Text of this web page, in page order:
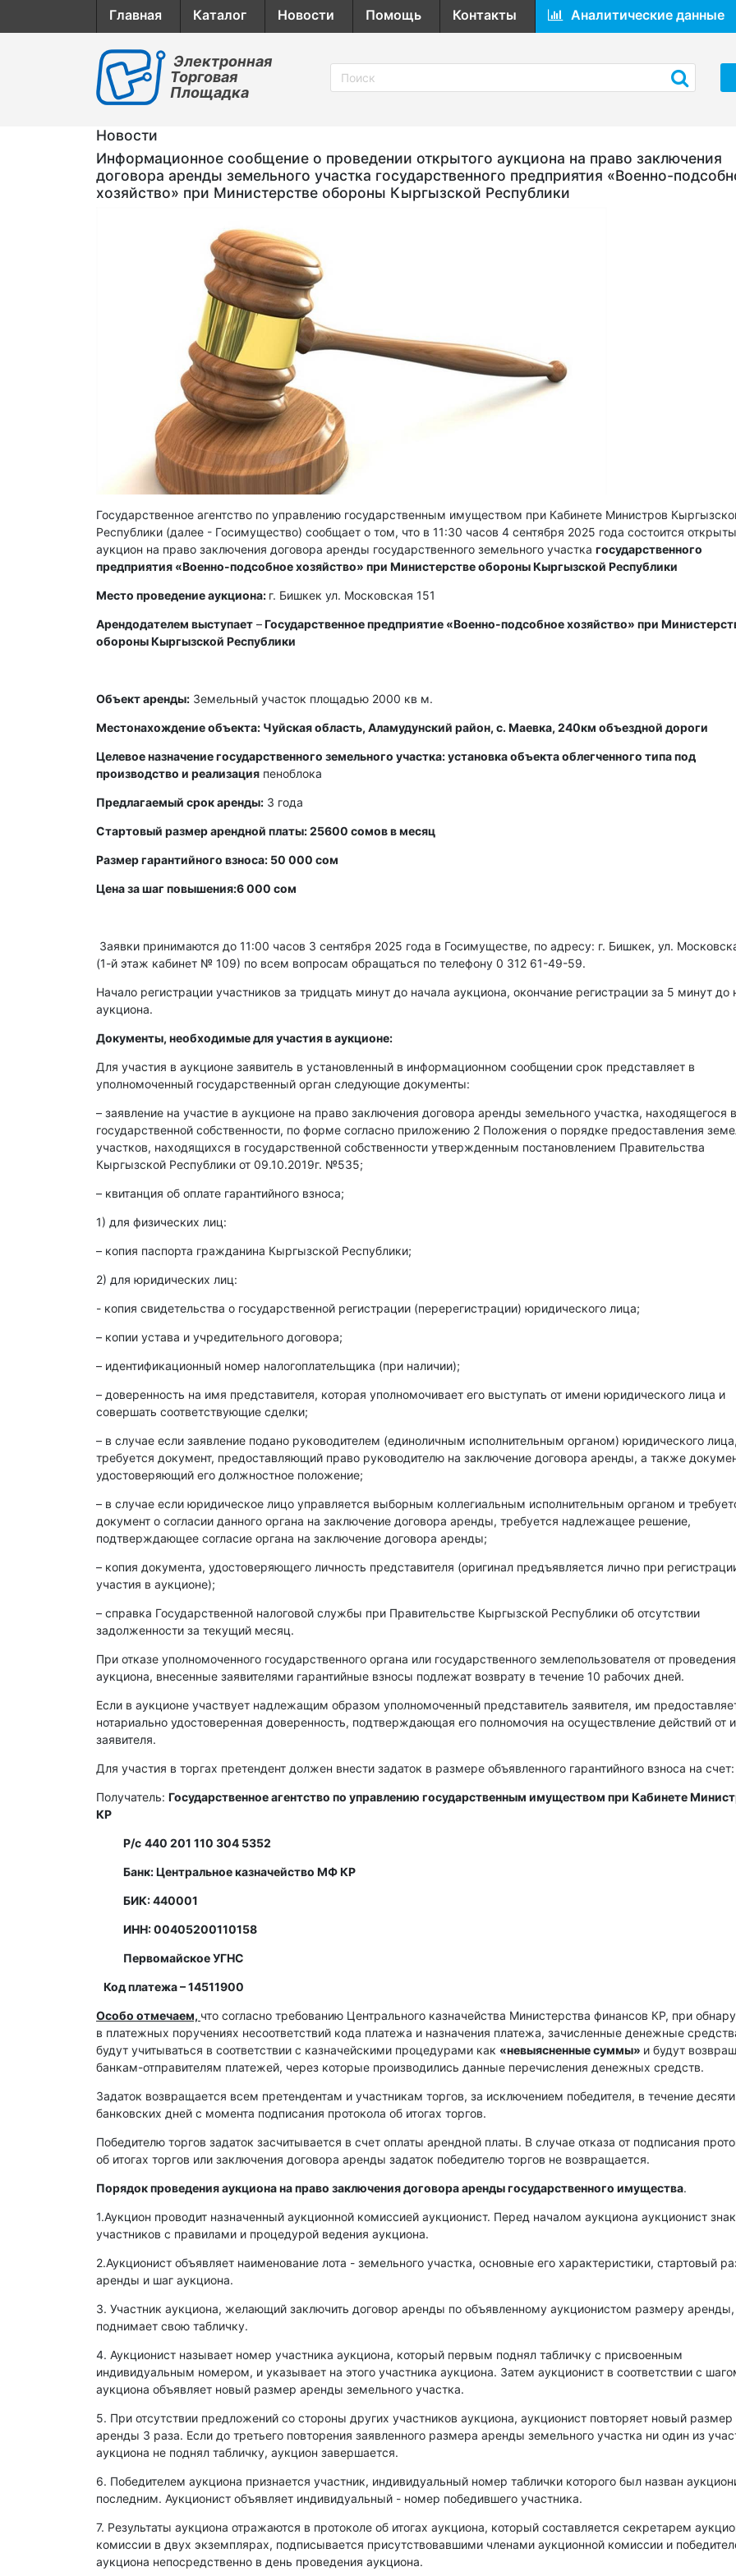
Главная Каталог Новости Помощь Контакты Аналитические данные
Электронная
Торговая
Площадка
Новости
Информационное сообщение о проведении открытого аукциона на право заключения
договора аренды земельного участка государственного предприятия «Военно-
хозяйство» при Министерстве обороны Кыргызской Республики
Государственное агентство по управлению государственным имуществом при Кабинете Министров
Республики (далее - Госимущество) сообщает о том, что в 11:30 часов 4 сентября 2025 года состоится
аукцион на право заключения договора аренды государственного земельного участка государственного
предприятия «Военно-подсобное хозяйство» при Министерстве обороны Кыргызской Республики
Место проведение аукциона: г. Бишкек ул. Московская 151
Арендодателем выступает –Государственное предприятие «Военно-подсобное хозяйство» при
обороны Кыргызской Республики
Объект аренды: Земельный участок площадью 2000 кв м.
Местонахождение объекта: Чуйская область, Аламудунский район, с. Маевка, 240км объездной дороги
Целевое назначение государственного земельного участка: установка объекта облегченного типа под
производство и реализация пеноблока
Предлагаемый срок аренды: 3 года
Стартовый размер арендной платы: 25600 сомов в месяц
Размер гарантийного взноса: 50 000 сом
Цена за шаг повышения:6 000 сом
Заявки принимаются до 11:00 часов 3 сентября 2025 года в Госимуществе, по адресу: г. Бишкек, ул.
(1-й этаж кабинет № 109) по всем вопросам обращаться по телефону 0 312 61-49-59.
Начало регистрации участников за тридцать минут до начала аукциона, окончание регистрации за 5 минут до
аукциона.
Документы, необходимые для участия в аукционе:
Для участия в аукционе заявитель в установленный в информационном сообщении срок представляет в
уполномоченный государственный орган следующие документы:
– заявление на участие в аукционе на право заключения договора аренды земельного участка, находящегося в
государственной собственности, по форме согласно приложению 2 Положения о порядке предоставления
участков, находящихся в государственной собственности утвержденным постановлением Правительства
Кыргызской Республики от 09.10.2019г. №535;
– квитанция об оплате гарантийного взноса;
1) для физических лиц:
– копия паспорта гражданина Кыргызской Республики;
2) для юридических лиц:
- копия свидетельства о государственной регистрации (перерегистрации) юридического лица;
– копии устава и учредительного договора;
– идентификационный номер налогоплательщика (при наличии);
– доверенность на имя представителя, которая уполномочивает его выступать от имени юридического лица и
совершать соответствующие сделки;
– в случае если заявление подано руководителем (единоличным исполнительным органом) юридического лица,
требуется документ, предоставляющий право руководителю на заключение договора аренды, а также
удостоверяющий его должностное положение;
– в случае если юридическое лицо управляется выборным коллегиальным исполнительным органом и
документ о согласии данного органа на заключение договора аренды, требуется надлежащее решение,
подтверждающее согласие органа на заключение договора аренды;
– копия документа, удостоверяющего личность представителя (оригинал предъявляется лично при
участия в аукционе);
– справка Государственной налоговой службы при Правительстве Кыргызской Республики об отсутствии
задолженности за текущий месяц.
При отказе уполномоченного государственного органа или государственного землепользователя от проведения
аукциона, внесенные заявителями гарантийные взносы подлежат возврату в течение 10 рабочих дней.
Если в аукционе участвует надлежащим образом уполномоченный представитель заявителя, им
нотариально удостоверенная доверенность, подтверждающая его полномочия на осуществление действий от
заявителя.
Для участия в торгах претендент должен внести задаток в размере объявленного гарантийного взноса на счет:
Получатель: Государственное агентство по управлению государственным имуществом при Кабинете
КР
Р/с 440 201 110 304 5352
Банк: Центральное казначейство МФ КР
БИК: 440001
ИНН: 00405200110158
Первомайское УГНС
Код платежа – 14511900
Особо отмечаем, что согласно требованию Центрального казначейства Министерства финансов КР, при
в платежных поручениях несоответствий кода платежа и назначения платежа, зачисленные денежные
будут учитываться в соответствии с казначейскими процедурами как «невыясненные суммы» и будут
банкам-отправителям платежей, через которые производились данные перечисления денежных средств.
Задаток возвращается всем претендентам и участникам торгов, за исключением победителя, в течение десяти
банковских дней с момента подписания протокола об итогах торгов.
Победителю торгов задаток засчитывается в счет оплаты арендной платы. В случае отказа от подписания
об итогах торгов или заключения договора аренды задаток победителю торгов не возвращается.
Порядок проведения аукциона на право заключения договора аренды государственного имущества.
1.Аукцион проводит назначенный аукционной комиссией аукционист. Перед началом аукциона аукционист
участников с правилами и процедурой ведения аукциона.
2.Аукционист объявляет наименование лота - земельного участка, основные его характеристики, стартовый
аренды и шаг аукциона.
3. Участник аукциона, желающий заключить договор аренды по объявленному аукционистом размеру аренды,
поднимает свою табличку.
4. Аукционист называет номер участника аукциона, который первым поднял табличку с присвоенным
индивидуальным номером, и указывает на этого участника аукциона. Затем аукционист в соответствии с
аукциона объявляет новый размер аренды земельного участка.
5. При отсутствии предложений со стороны других участников аукциона, аукционист повторяет новый размер
аренды 3 раза. Если до третьего повторения заявленного размера аренды земельного участка ни один из
аукциона не поднял табличку, аукцион завершается.
6. Победителем аукциона признается участник, индивидуальный номер таблички которого был назван
последним. Аукционист объявляет индивидуальный - номер победившего участника.
7. Результаты аукциона отражаются в протоколе об итогах аукциона, который составляется секретарем
комиссии в двух экземплярах, подписывается присутствовавшими членами аукционной комиссии и
аукциона непосредственно в день проведения аукциона.